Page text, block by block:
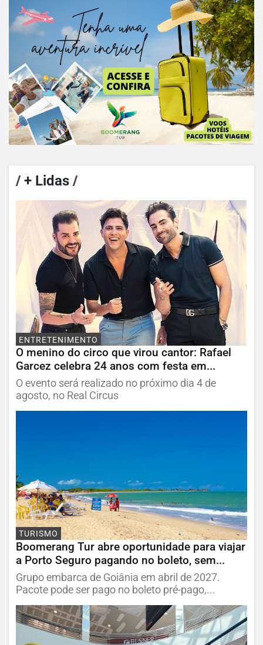
/+ Lidas /
ENTRETENIMENTO
O menino do circo que virou cantor: Rafael
Garcez celebra 24 anos com festa em...
O evento será realizado no próximo dia 4 de
agosto, no Real Circus
TURISMO
Boomerang Tur abre oportunidade para viajar
a Porto Seguro pagando no boleto, sem...
Grupo embarca de Goiânia em abril de 2027.
Pacote pode ser pago no boleto pré-pago,...